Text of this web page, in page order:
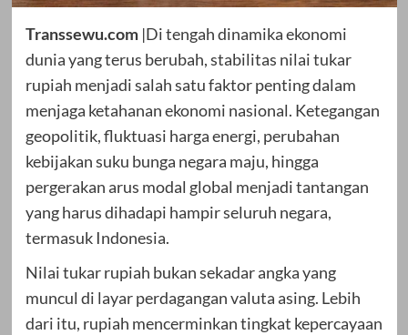
Transsewu.com|Di tengah dinamika ekonomi
dunia yang terus berubah, stabilitas nilai tukar
rupiah menjadi salah satu faktor penting dalam
menjaga ketahanan ekonomi nasional. Ketegangan
geopolitik, fluktuasi harga energi, perubahan
kebijakan suku bunga negara maju, hingga
pergerakan arus modal global menjadi tantangan
yang harus dihadapi hampir seluruh negara,
termasuk Indonesia.
Nilai tukar rupiah bukan sekadar angka yang
muncul di layar perdagangan valuta asing. Lebih
dari itu, rupiah mencerminkan tingkat kepercayaan